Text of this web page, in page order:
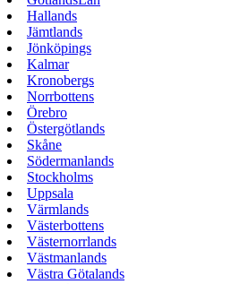
Hallands
Jämtlands
Jönköpings
Kalmar
Kronobergs
Norrbottens
Örebro
Östergötlands
Skåne
Södermanlands
Stockholms
Uppsala
Värmlands
Västerbottens
Västernorrlands
Västmanlands
Västra Götalands